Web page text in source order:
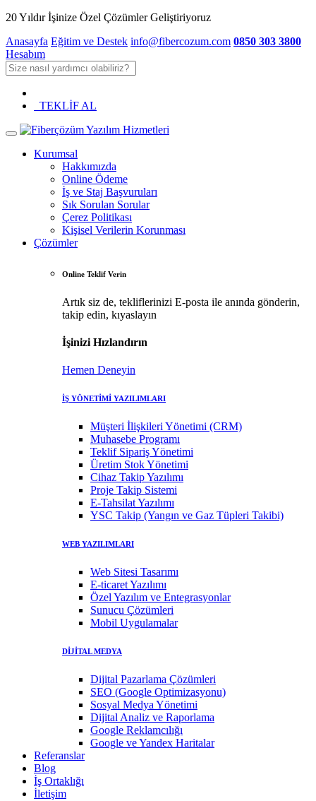
20 Yıldır İşinize Özel Çözümler Geliştiriyoruz
Anasayfa Eğitim ve Destek info@fibercozum.com 0850 303 3800
Hesabım
TEKLİF AL
Kurumsal
Hakkımızda
Online Ödeme
İş ve Staj Başvuruları
Sık Sorulan Sorular
Çerez Politikası
Kişisel Verilerin Korunması
Çözümler
Online Teklif Verin
Artık siz de, tekliflerinizi E-posta ile anında gönderin,
takip edin, kıyaslayın
İşinizi Hızlandırın
Hemen Deneyin
İŞ YÖNETİMİ YAZILIMLARI
Müşteri İlişkileri Yönetimi (CRM)
Muhasebe Programı
Teklif Sipariş Yönetimi
Üretim Stok Yönetimi
Cihaz Takip Yazılımı
Proje Takip Sistemi
E-Tahsilat Yazılımı
YSC Takip (Yangın ve Gaz Tüpleri Takibi)
WEB YAZILIMLARI
Web Sitesi Tasarımı
E-ticaret Yazılımı
Özel Yazılım ve Entegrasyonlar
Sunucu Çözümleri
Mobil Uygulamalar
DİJİTAL MEDYA
Dijital Pazarlama Çözümleri
SEO (Google Optimizasyonu)
Sosyal Medya Yönetimi
Dijital Analiz ve Raporlama
Google Reklamcılığı
Google ve Yandex Haritalar
Referanslar
Blog
İş Ortaklığı
İletişim